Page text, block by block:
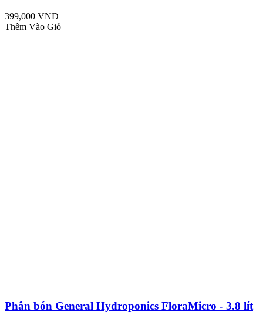
399,000 VND
Thêm Vào Giỏ
Phân bón General Hydroponics FloraMicro - 3.8 lít